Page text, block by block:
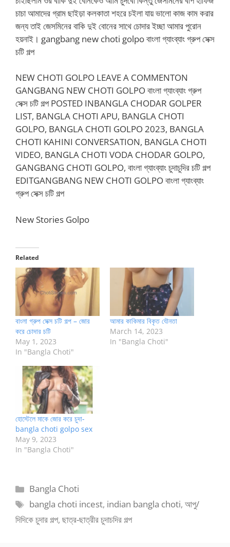
চাচা আমাদের গ্রাম ছাইড়া কলকাতা শহরে চইলা যায় ভালো কাজ কাম করার
জন্য তাই জেসমিনের বাকি দুই বোনের সাথে চোদার ইচ্ছা আমার পুরোন
হয়নাই। gangbang new choti golpo বাংলা গ্যাংব্যাং গ্রুপ সেক্স
চটি গল্প
NEW CHOTI GOLPO LEAVE A COMMENTON
GANGBANG NEW CHOTI GOLPO বাংলা গ্যাংব্যাং গ্রুপ
সেক্স চটি গল্প POSTED INBANGLA CHODAR GOLPER
LIST, BANGLA CHOTI APU, BANGLA CHOTI
GOLPO, BANGLA CHOTI GOLPO 2023, BANGLA
CHOTI KAHINI CONVERSATION, BANGLA CHOTI
VIDEO, BANGLA CHOTI VODA CHODAR GOLPO,
GANGBANG CHOTI GOLPO, বাংলা গ্যাংব্যাং চুদাচুদির চটি গল্প
EDITGANGBANG NEW CHOTI GOLPO বাংলা গ্যাংব্যাং
গ্রুপ সেক্স চটি গল্প
New Stories Golpo
Related
বাংলা গ্রুপ সেক্স চটি গল্প – জোর
করে চোদার চটি
May 1, 2023
In "Bangla Choti"
আমার কাকিমার বিকৃত যৌনতা
March 14, 2023
In "Bangla Choti"
হোস্টেলে মাকে জোর করে চুদা-
bangla choti golpo sex
May 9, 2023
In "Bangla Choti"
Categories
Bangla Choti
Tags
bangla choti incest, indian bangla choti,আপু/
দিদিকে চুদার গল্প, ছাত্র-ছাত্রীর চুদাচদির গল্প